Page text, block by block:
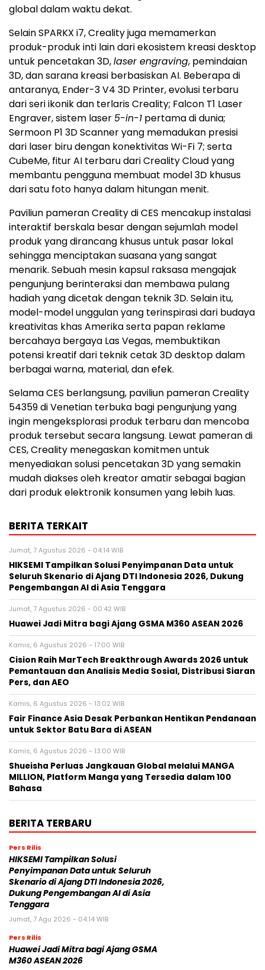
global dalam waktu dekat.
Selain SPARKX i7, Creality juga memamerkan
produk-produk inti lain dari ekosistem kreasi desktop
untuk pencetakan 3D,laser engraving, pemindaian
3D, dan sarana kreasi berbasiskan AI. Beberapa di
antaranya, Ender-3 V4 3D Printer, evolusi terbaru
dari seri ikonik dan terlaris Creality; Falcon T1 Laser
Engraver, sistem laser 5-in-1 pertama di dunia;
Sermoon P1 3D Scanner yang memadukan presisi
dari laser biru dengan konektivitas Wi-Fi 7; serta
CubeMe, fitur AI terbaru dari Creality Cloud yang
membantu pengguna membuat model 3D khusus
dari satu foto hanya dalam hitungan menit.
Paviliun pameran Creality di CES mencakup instalasi
interaktif berskala besar dengan sejumlah model
produk yang dirancang khusus untuk pasar lokal
sehingga menciptakan suasana yang sangat
menarik. Sebuah mesin kapsul raksasa mengajak
pengunjung berinteraksi dan membawa pulang
hadiah yang dicetak dengan teknik 3D. Selain itu,
model-model unggulan yang terinspirasi dari budaya
kreativitas khas Amerika serta papan reklame
bercahaya bergaya Las Vegas, membuktikan
potensi kreatif dari teknik cetak 3D desktop dalam
berbagai warna, material, dan efek.
Selama CES berlangsung, paviliun pameran Creality
54359 di Venetian terbuka bagi pengunjung yang
ingin mengeksplorasi produk terbaru dan mencoba
produk tersebut secara langsung. Lewat pameran di
CES, Creality menegaskan komitmen untuk
menyediakan solusi pencetakan 3D yang semakin
mudah diakses oleh kreator amatir sebagai bagian
dari produk elektronik konsumen yang lebih luas.
BERITA TERKAIT
Jumat, 7 Agustus 2026 - 04:14 WIB
HIKSEMI Tampilkan Solusi Penyimpanan Data untuk
Seluruh Skenario di Ajang DTI Indonesia 2026, Dukung
Pengembangan AI di Asia Tenggara
Jumat, 7 Agustus 2026 - 00:42 WIB
Huawei Jadi Mitra bagi Ajang GSMA M360 ASEAN 2026
Kamis, 6 Agustus 2026 - 17:00 WIB
Cision Raih MarTech Breakthrough Awards 2026 untuk
Pemantauan dan Analisis Media Sosial, Distribusi Siaran
Pers, dan AEO
Kamis, 6 Agustus 2026 - 13:02 WIB
Fair Finance Asia Desak Perbankan Hentikan Pendanaan
untuk Sektor Batu Bara di ASEAN
Kamis, 6 Agustus 2026 - 13:00 WIB
Shueisha Perluas Jangkauan Global melalui MANGA
MILLION, Platform Manga yang Tersedia dalam 100
Bahasa
BERITA TERBARU
Pers Rilis
HIKSEMI Tampilkan Solusi
Penyimpanan Data untuk Seluruh
Skenario di Ajang DTI Indonesia 2026,
Dukung Pengembangan AI di Asia
Tenggara
Jumat, 7 Agu 2026 - 04:14 WIB
Pers Rilis
Huawei Jadi Mitra bagi Ajang GSMA
M360 ASEAN 2026